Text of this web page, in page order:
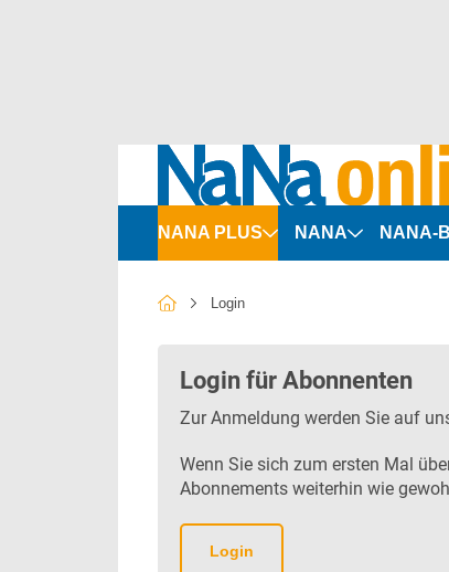
NANA PLUS
ÖSPV-Vergaben
SPNV-Vergaben
ÖPNV-Indizes
Thema des Monats
NANA
Unternehmen &
Marketing &
Fahrzeuge &
NANA-
Login
Login für Abonnenten
Zur Anmeldung werden Sie auf
Wenn Sie sich zum ersten Mal
Abonnements weiterhin wie
Login